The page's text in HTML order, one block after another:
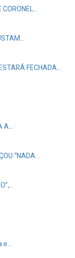
FECHADA…
A…
“NADA…